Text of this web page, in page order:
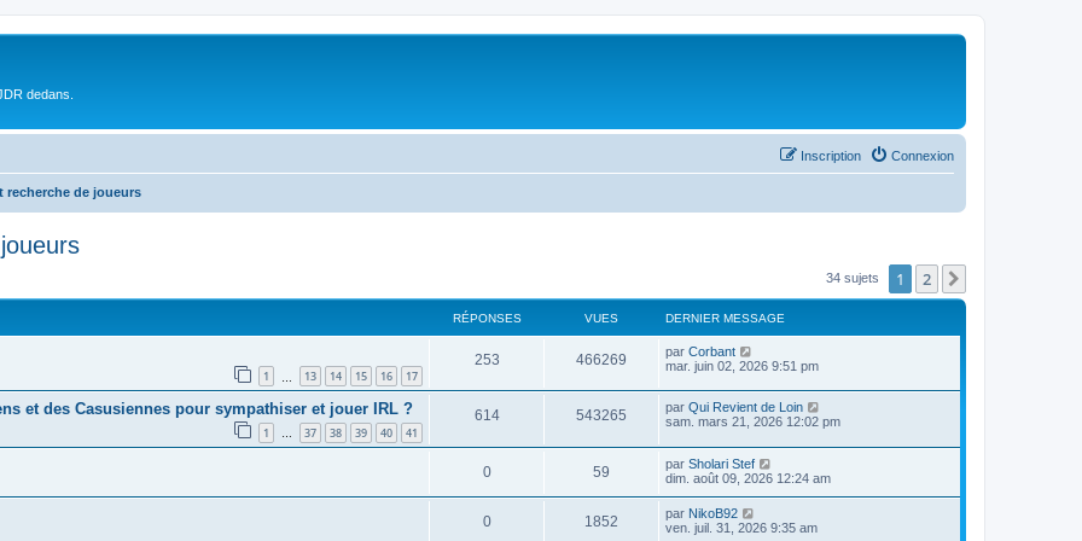
dedans.
Connexion
Inscription
recherche de joueurs
34 sujets 1 2
RÉPONSES VUES DERNIER MESSAGE
1 13 14 15 16 17
253 466269 par Corbant
mar. juin 02, 2026 9:51 pm
et des Casusiennes pour sympathiser et jouer IRL ?
1 … 37 38 39 40 41
614 543265 par Qui Revient de Loin
sam. mars 21, 2026 12:02 pm
0 59 par Sholari Stef
dim. août 09, 2026 12:24 am
0 1852 par NikoB92
ven. juil. 31, 2026 9:35 am